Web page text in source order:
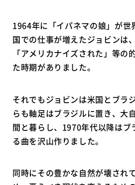
1964年に「イパネマの娘」が世
国での仕事が増えたジョビンは
「アメリカナイズされた」等の
た時期がありました。
それでもジョビンは米国とブラ
らも軸足はブラジルに置き、大
間と暮らし、1970年代以降はブ
る曲を沢山作りました。
同時にその豊かな自然が壊され